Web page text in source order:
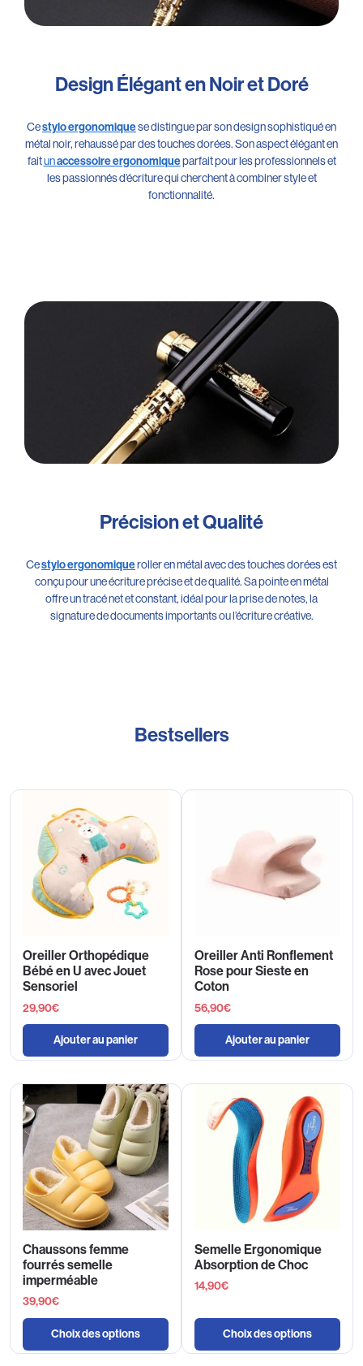
Design Élégant en Noir et Doré
Cestylo ergonomiquese distingue par son design sophistiqué en
métal noir, rehaussé par des touches dorées. Son aspect élégant en
faitunaccessoire ergonomiqueparfait pour les professionnels et
les passionnés d’écriture qui cherchent à combiner style et
fonctionnalité.
Précision et Qualité
Cestylo ergonomiqueroller en métal avec des touches dorées est
conçu pour une écriture précise et de qualité. Sa pointe en métal
offre un tracé net et constant, idéal pour la prise de notes, la
signature de documents importants ou l’écriture créative.
Bestsellers
Oreiller Orthopédique
Bébé en U avec Jouet
Sensoriel
29,90€
Ajouter au panier
Oreiller Anti Ronflement
Rose pour Sieste en
Coton
56,90€
Ajouter au panier
Chaussons femme
fourrés semelle
imperméable
39,90€
Choix des options
Semelle Ergonomique
Absorption de Choc
14,90€
Choix des options